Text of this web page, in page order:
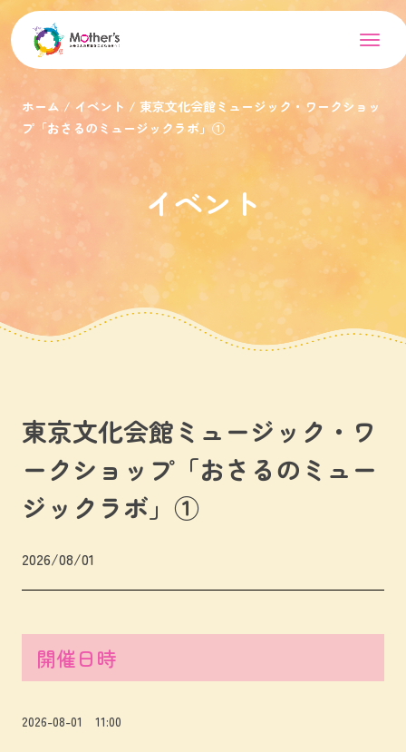
ホーム イベント
東京文化会館ミュージック・ワークショッ
プ「おさるのミュージックラボ」①
イベント
東京文化会館ミュージック・ワ
ークショップ「おさるのミュー
ジックラボ」①
2026/08/01
開催日時
2026-08-01 11:00